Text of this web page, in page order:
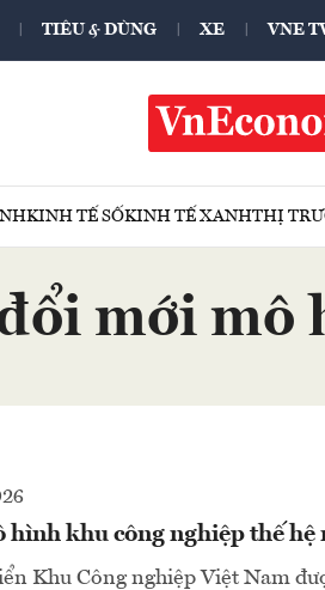
TIÊU & DÙNG XE VNE
KINH TẾ SỐKINH TẾ XANHTHỊ
mới mô
hình khu công nghiệp thế hệ
Khu Công nghiệp Việt Nam